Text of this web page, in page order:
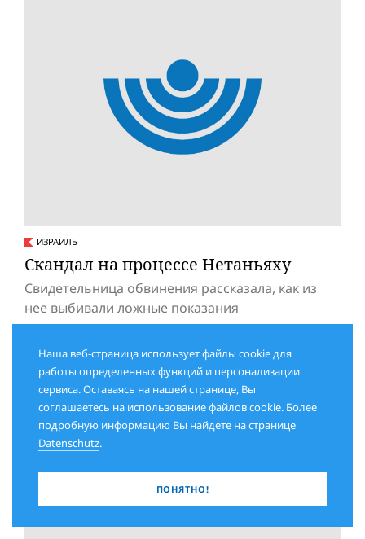
ИЗРАИЛЬ
Скандал на процессе Нетаньяху
Свидетельница обвинения рассказала, как из
нее выбивали ложные показания
Наша веб-страница использует файлы cookie для
работы определенных функций и персонализации
сервиса. Оставаясь на нашей странице, Вы
соглашаетесь на использование файлов cookie. Более
подробную информацию Вы найдете на странице
Datenschutz.
ПОНЯТНО!